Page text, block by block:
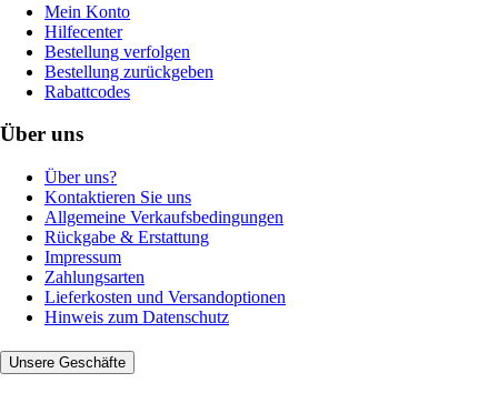
Mein Konto
Hilfecenter
Bestellung verfolgen
Bestellung zurückgeben
Rabattcodes
Über uns
Über uns?
Kontaktieren Sie uns
Allgemeine Verkaufsbedingungen
Rückgabe & Erstattung
Impressum
Zahlungsarten
Lieferkosten und Versandoptionen
Hinweis zum Datenschutz
Unsere Geschäfte